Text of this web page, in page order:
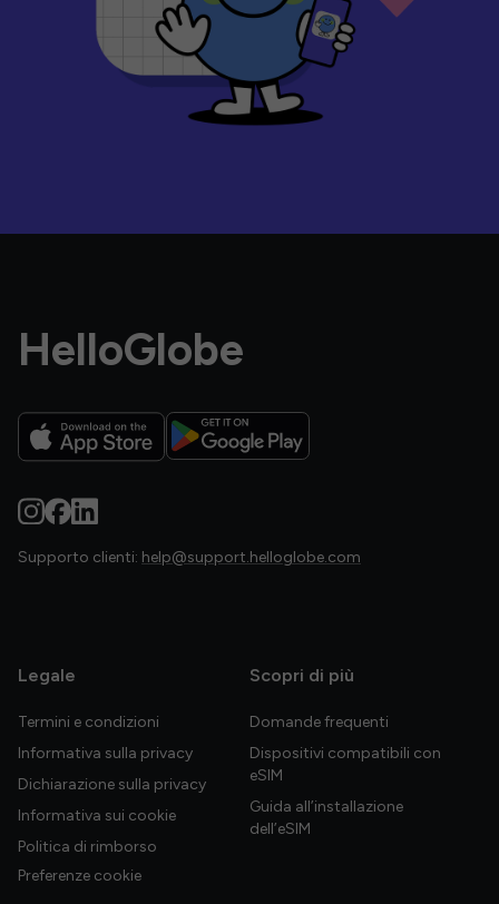
HelloGlobe
Supporto clienti: help@support.helloglobe.com
Legale
Termini e condizioni
Informativa sulla privacy
Dichiarazione sulla privacy
Informativa sui cookie
Politica di rimborso
Preferenze cookie
Scopri di più
Domande frequenti
Dispositivi compatibili con
eSIM
Guida all’installazione
dell’eSIM